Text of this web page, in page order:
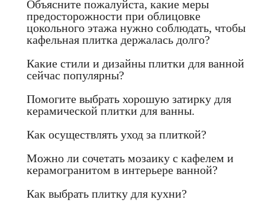
Объясните пожалуйста, какие меры
предосторожности при облицовке
цокольного этажа нужно соблюдать, чтобы
кафельная плитка держалась долго?
Какие стили и дизайны плитки для ванной
сейчас популярны?
Помогите выбрать хорошую затирку для
керамической плитки для ванны.
Как осуществлять уход за плиткой?
Можно ли сочетать мозаику с кафелем и
керамогранитом в интерьере ванной?
Как выбрать плитку для кухни?